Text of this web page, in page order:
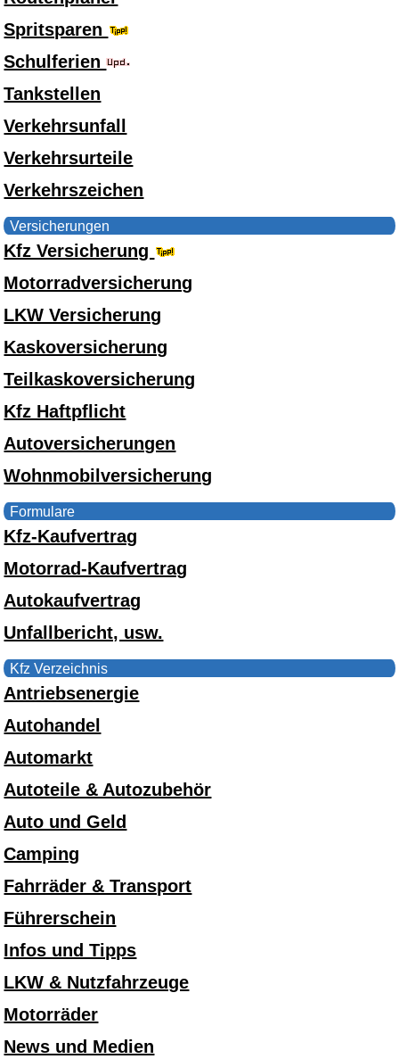
Spritsparen
Schulferien
Tankstellen
Verkehrsunfall
Verkehrsurteile
Verkehrszeichen
Versicherungen
Kfz Versicherung
Motorradversicherung
LKW Versicherung
Kaskoversicherung
Teilkaskoversicherung
Kfz Haftpflicht
Autoversicherungen
Wohnmobilversicherung
Formulare
Kfz-Kaufvertrag
Motorrad-Kaufvertrag
Autokaufvertrag
Unfallbericht, usw.
Kfz Verzeichnis
Antriebsenergie
Autohandel
Automarkt
Autoteile & Autozubehör
Auto und Geld
Camping
Fahrräder & Transport
Führerschein
Infos und Tipps
LKW & Nutzfahrzeuge
Motorräder
News und Medien